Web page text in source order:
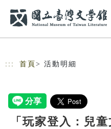
::: 首頁 > 活動明細
「玩家登入：兒